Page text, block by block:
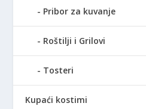
Pribor za kuvanje
Roštilji i Grilovi
Tosteri
Kupaći kostimi